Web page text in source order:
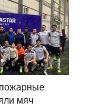
мяч